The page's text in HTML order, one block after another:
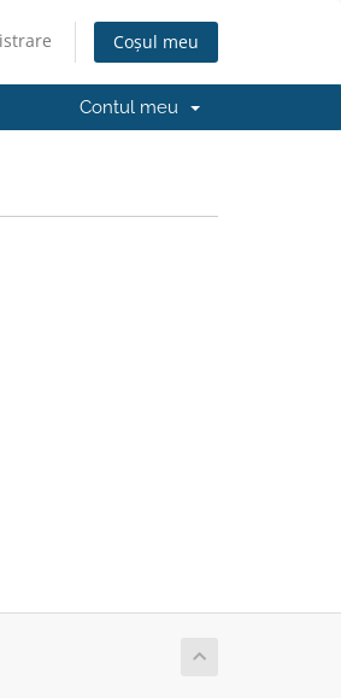
Coșul meu
Contul meu